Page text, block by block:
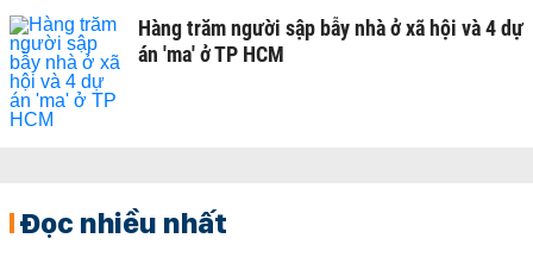
Hàng trăm người sập bẫy nhà ở xã hội và 4 dự
án 'ma' ở TP HCM
Đọc nhiều nhất